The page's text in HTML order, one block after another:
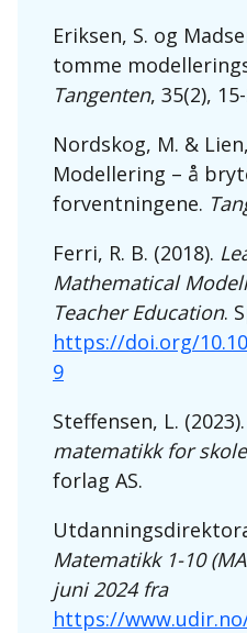
Eriksen, S. og
tomme
Tangenten, 35(2),
Nordskog, M. &
Modellering – å
forventningene.
Ferri, R. B. (2018).
Mathematical
Teacher Education.
https://doi.org/
9
Steffensen, L. (2023).
matematikk for
forlag AS.
Matematikk 1-10
juni 2024 fra
https://